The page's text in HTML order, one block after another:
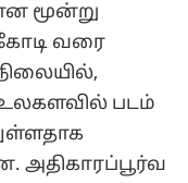
மூன்று
கோடி வரை
உலகளவில் படம்
அதிகாரப்பூர்வ